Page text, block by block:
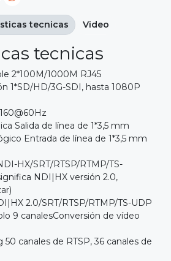
tecnicas
2*100M/1000M RJ45
1*SD/HD/3G-SDI, hasta 1080P
Salida de línea de 1*3,5 mm
Entrada de línea de 1*3,5 mm
HX/SRT/RTSP/RTMP/TS-
NDI|HX versión 2.0,
2.0/SRT/RTSP/RTMP/TS-UDP
9 canalesConversión de vídeo
canales de RTSP, 36 canales de
tecnicas Video